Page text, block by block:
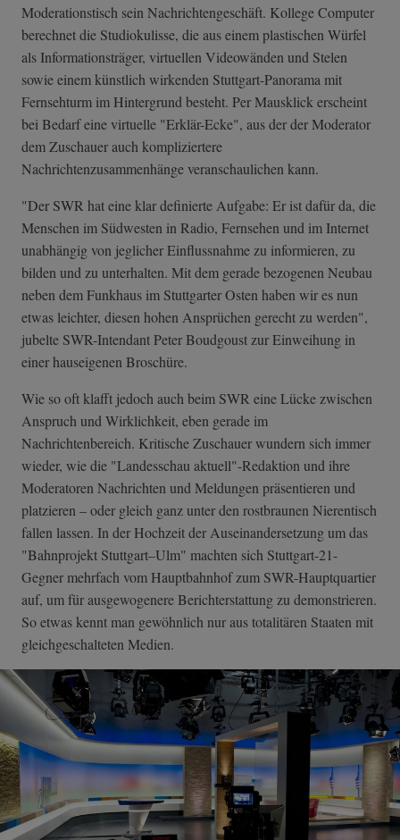
Moderationstisch sein Nachrichtengeschäft. Kollege Computer
berechnet die Studiokulisse, die aus einem plastischen Würfel
als Informationsträger, virtuellen Videowänden und Stelen
sowie einem künstlich wirkenden Stuttgart-Panorama mit
Fernsehturm im Hintergrund besteht. Per Mausklick erscheint
bei Bedarf eine virtuelle "Erklär-Ecke", aus der der Moderator
dem Zuschauer auch kompliziertere
Nachrichtenzusammenhänge veranschaulichen kann.
"Der SWR hat eine klar definierte Aufgabe: Er ist dafür da, die
Menschen im Südwesten in Radio, Fernsehen und im Internet
unabhängig von jeglicher Einflussnahme zu informieren, zu
bilden und zu unterhalten. Mit dem gerade bezogenen Neubau
neben dem Funkhaus im Stuttgarter Osten haben wir es nun
etwas leichter, diesen hohen Ansprüchen gerecht zu werden",
jubelte SWR-Intendant Peter Boudgoust zur Einweihung in
einer hauseigenen Broschüre.
Wie so oft klafft jedoch auch beim SWR eine Lücke zwischen
Anspruch und Wirklichkeit, eben gerade im
Nachrichtenbereich. Kritische Zuschauer wundern sich immer
wieder, wie die "Landesschau aktuell"-Redaktion und ihre
Moderatoren Nachrichten und Meldungen präsentieren und
platzieren – oder gleich ganz unter den rostbraunen Nierentisch
fallen lassen. In der Hochzeit der Auseinandersetzung um das
"Bahnprojekt Stuttgart–Ulm" machten sich Stuttgart-21-
Gegner mehrfach vom Hauptbahnhof zum SWR-Hauptquartier
auf, um für ausgewogenere Berichterstattung zu demonstrieren.
So etwas kennt man gewöhnlich nur aus totalitären Staaten mit
gleichgeschalteten Medien.